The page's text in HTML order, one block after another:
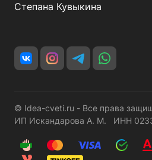
Степана Кувыкина
© Idea-cveti.ru - Все права
ИП Искандарова А. М. ИНН